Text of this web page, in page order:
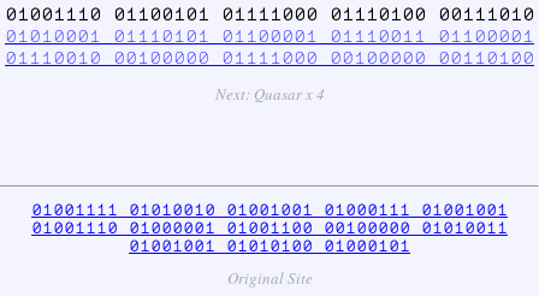
01001110 01100101 01111000 01110100 00111010
01010001 01110101 01100001 01110011 01100001
01110010 00100000 01111000 00100000 00110100
Next: Quasar x 4
01001111 01010010 01001001 01000111 01001001
01001110 01000001 01001100 00100000 01010011
01001001 01010100 01000101
Original Site